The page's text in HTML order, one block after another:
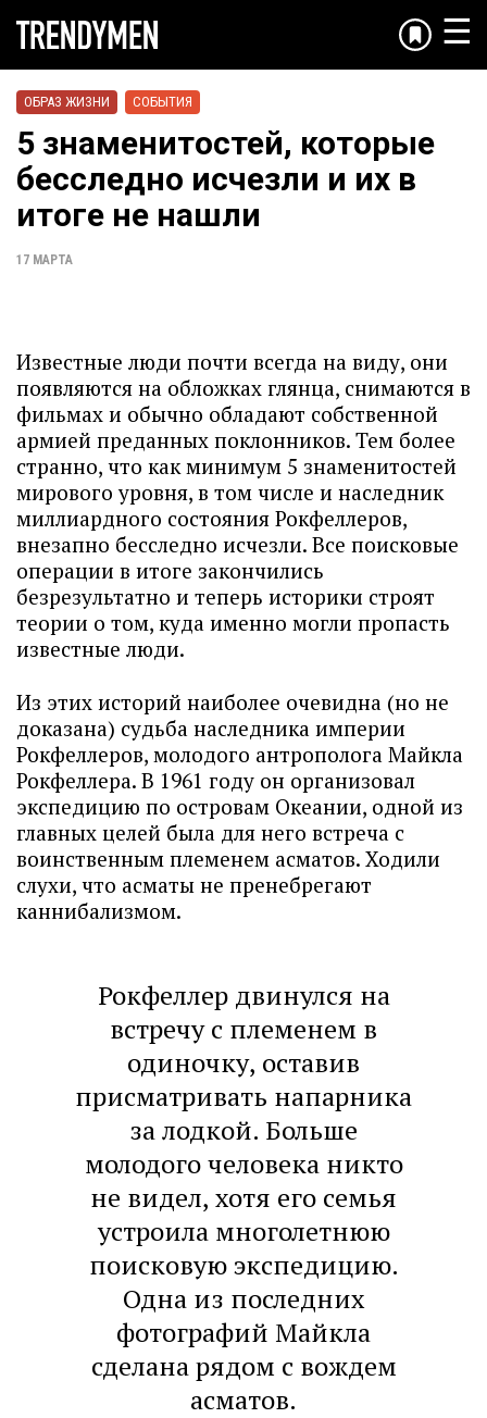
☰
ОБРАЗ ЖИЗНИ СОБЫТИЯ
5 знаменитостей, которые
бесследно исчезли и их в
итоге не нашли
17 МАРТА
Известные люди почти всегда на виду, они
появляются на обложках глянца, снимаются в
фильмах и обычно обладают собственной
армией преданных поклонников. Тем более
странно, что как минимум 5 знаменитостей
мирового уровня, в том числе и наследник
миллиардного состояния Рокфеллеров,
внезапно бесследно исчезли. Все поисковые
операции в итоге закончились
безрезультатно и теперь историки строят
теории о том, куда именно могли пропасть
известные люди.
Из этих историй наиболее очевидна (но не
доказана) судьба наследника империи
Рокфеллеров, молодого антрополога Майкла
Рокфеллера. В 1961 году он организовал
экспедицию по островам Океании, одной из
главных целей была для него встреча с
воинственным племенем асматов. Ходили
слухи, что асматы не пренебрегают
каннибализмом.
Рокфеллер двинулся на
встречу с племенем в
одиночку, оставив
присматривать напарника
за лодкой. Больше
молодого человека никто
не видел, хотя его семья
устроила многолетнюю
поисковую экспедицию.
Одна из последних
фотографий Майкла
сделана рядом с вождем
асматов.